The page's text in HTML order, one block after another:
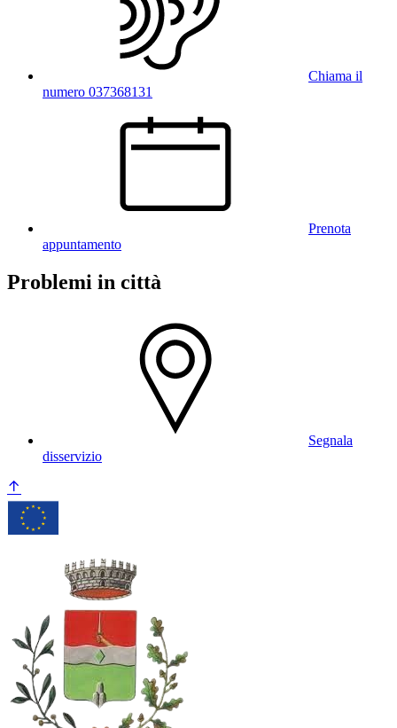
Chiama il
numero 037368131
Prenota
appuntamento
Problemi in città
Segnala
disservizio